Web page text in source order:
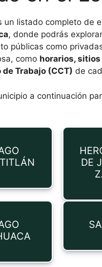
un listado completo de
, donde podrás
públicas como
como horarios, sitios
Trabajo (CCT) de
a continuación
DE